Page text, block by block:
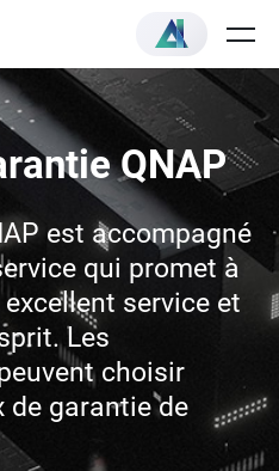
QNAP
est accompagné
qui promet à
service et
Les
choisir
de garantie de